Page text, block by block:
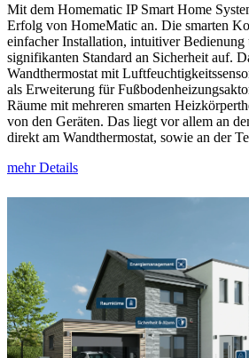
Mit dem Homematic IP Smart Home
Erfolg von HomeMatic an. Die smarten
einfacher Installation, intuitiver
signifikanten Standard an Sicherheit auf.
Wandthermostat mit
als Erweiterung für
Räume mit mehreren smarten
von den Geräten. Das liegt vor allem an
direkt am Wandthermostat, sowie an der
mehr Details